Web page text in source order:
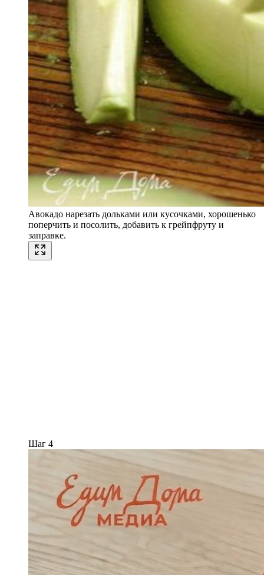
Авокадо нарезать дольками или кусочками, хорошенько
поперчить и посолить, добавить к грейпфруту и
заправке.
Шаг 4